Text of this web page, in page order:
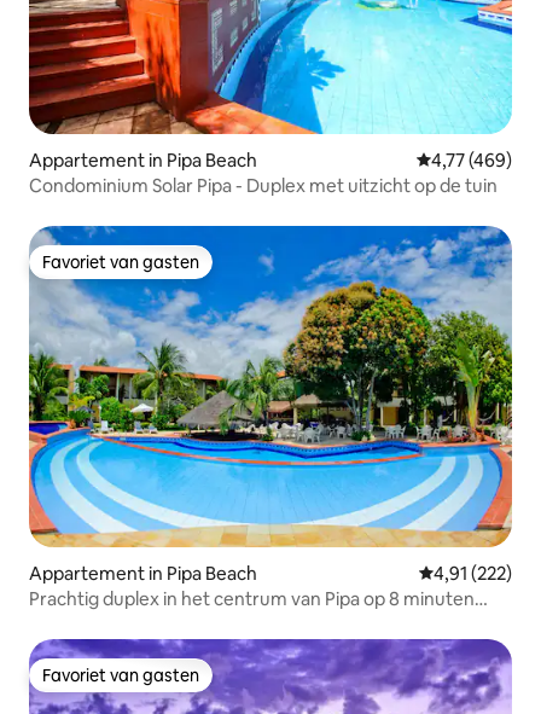
Appartement in Pipa Beach Gemiddelde
4,77 (469)
Condominium Solar Pipa - Duplex met uitzicht op de tuin
Favoriet van gasten
Favoriet van gasten
Appartement in Pipa Beach Gemiddelde
4,91 (222)
Prachtig duplex in het centrum van Pipa op 8 minuten
Favoriet van gasten
Favoriet van gasten